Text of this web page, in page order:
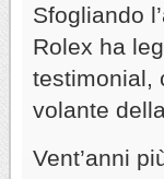
Sfogliando
Rolex ha
testimonial,
volante
Vent’anni